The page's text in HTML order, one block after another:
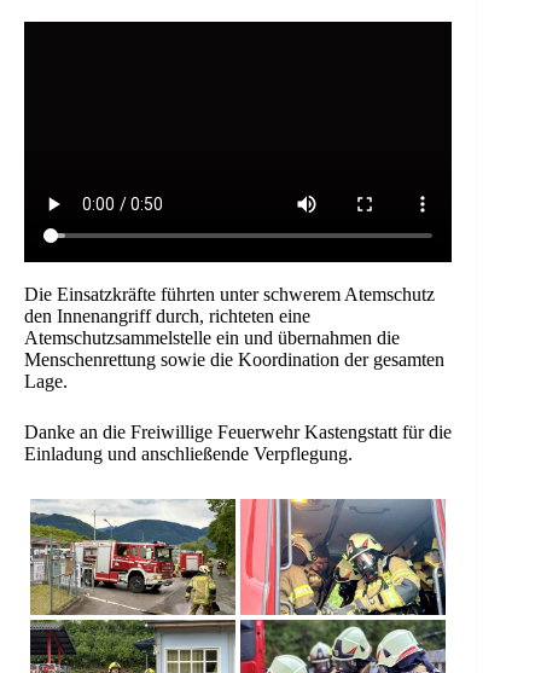
Die Einsatzkräfte führten unter schwerem Atemschutz
den Innenangriff durch, richteten eine
Atemschutzsammelstelle ein und übernahmen die
Menschenrettung sowie die Koordination der gesamten
Lage.
Danke an die Freiwillige Feuerwehr Kastengstatt für die
Einladung und anschließende Verpflegung.